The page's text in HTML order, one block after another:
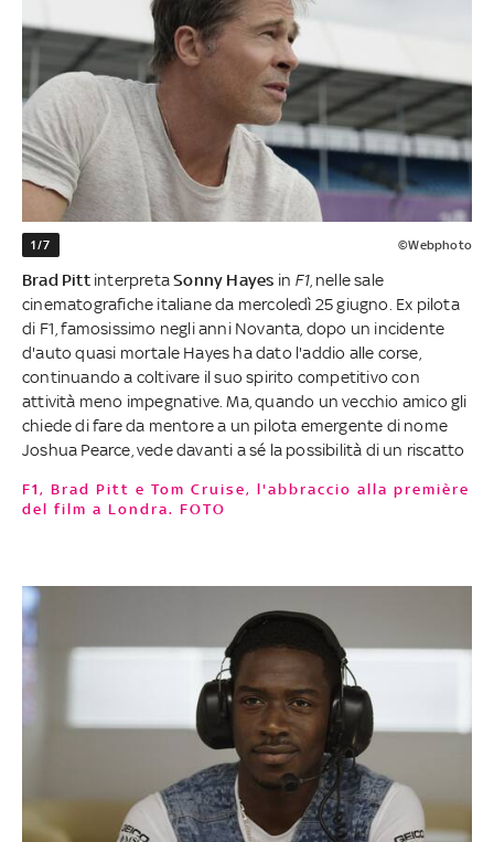
1/7 ©Webphoto
Brad Pitt interpretaSonny Hayes in F1, nelle sale
cinematografiche italiane da mercoledì 25 giugno. Ex pilota
di F1, famosissimo negli anni Novanta, dopo un incidente
d'auto quasi mortale Hayes ha dato l'addio alle corse,
continuando a coltivare il suo spirito competitivo con
attività meno impegnative. Ma, quando un vecchio amico gli
chiede di fare da mentore a un pilota emergente di nome
Joshua Pearce, vede davanti a sé la possibilità di un riscatto
F1, Brad Pitt e Tom Cruise, l'abbraccio alla première
del film a Londra. FOTO